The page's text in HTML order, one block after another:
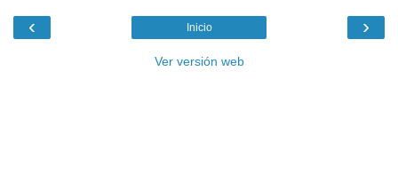
‹ ›
Inicio
Ver versión web